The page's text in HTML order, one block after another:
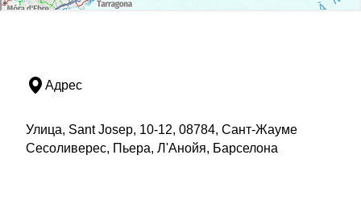
Адрес
Улица, Sant Josep, 10-12, 08784, Сант-Жауме
Сесоливерес, Пьера, Л'Анойя, Барселона